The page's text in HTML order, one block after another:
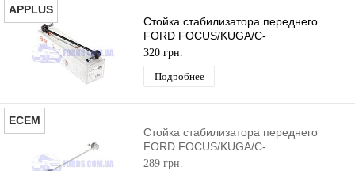
APPLUS
Стойка стабилизатора переднего
FORD FOCUS/KUGA/C-
MAX/CONNECT/ESCAPE 2003-
(298MM) APPLUS
320 грн.
Подробнее
ECEM
Стойка стабилизатора переднего
FORD FOCUS/KUGA/C-
MAX/CONNECT/ESCAPE 2003-
289 грн.